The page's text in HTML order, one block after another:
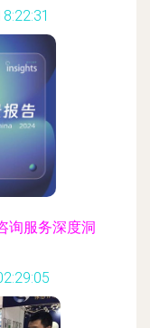
询服务深度洞